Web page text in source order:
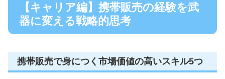
【キャリア編】携帯販売の経験を武
器に変える戦略的思考
携帯販売で身につく市場価値の高いスキル5つ